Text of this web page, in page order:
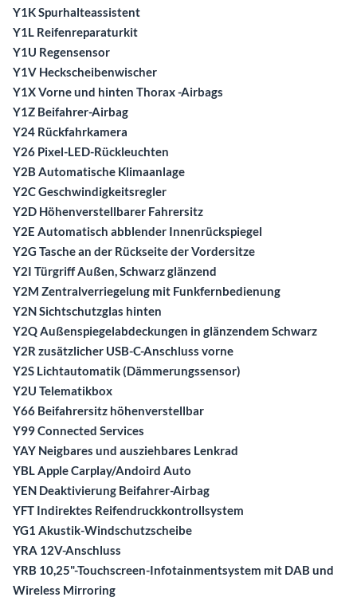
Y1K Spurhalteassistent
Y1L Reifenreparaturkit
Y1U Regensensor
Y1V Heckscheibenwischer
Y1X Vorne und hinten Thorax -Airbags
Y1Z Beifahrer-Airbag
Y24 Rückfahrkamera
Y26 Pixel-LED-Rückleuchten
Y2B Automatische Klimaanlage
Y2C Geschwindigkeitsregler
Y2D Höhenverstellbarer Fahrersitz
Y2E Automatisch abblender Innenrückspiegel
Y2G Tasche an der Rückseite der Vordersitze
Y2I Türgriff Außen, Schwarz glänzend
Y2M Zentralverriegelung mit Funkfernbedienung
Y2N Sichtschutzglas hinten
Y2Q Außenspiegelabdeckungen in glänzendem Schwarz
Y2R zusätzlicher USB-C-Anschluss vorne
Y2S Lichtautomatik (Dämmerungssensor)
Y2U Telematikbox
Y66 Beifahrersitz höhenverstellbar
Y99 Connected Services
YAY Neigbares und ausziehbares Lenkrad
YBL Apple Carplay/Andoird Auto
YEN Deaktivierung Beifahrer-Airbag
YFT Indirektes Reifendruckkontrollsystem
YG1 Akustik-Windschutzscheibe
YRA 12V-Anschluss
YRB 10,25"-Touchscreen-Infotainmentsystem mit DAB und
Wireless Mirroring